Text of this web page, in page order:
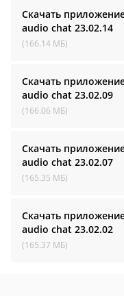
Скачать
audio cha‪t 23.02.14
(166.14 МБ)
Скачать
audio cha‪t 23.02.09
(166.06 МБ)
Скачать
audio cha‪t 23.02.07
(165.35 МБ)
Скачать
audio cha‪t 23.02.02
(165.37 МБ)